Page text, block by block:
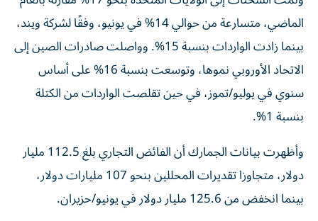
الماضي، متسارعة من حوالي 14% في يونيو، وفقًا لشركة ويند،
بينما زادت الواردات بنسبة 15%. وواصلت صادرات الصين إلى
الاتحاد الأوروبي نموها، وتوسعت بنسبة 16% على أساس
سنوي في يوليو/تموز، في حين تقلصت الواردات من الكتلة
بنسبة 1%.
وأظهرت بيانات الجمارك أن الفائض التجاري بلغ 112.5 مليار
دولار، متجاوزا تقديرات المحللين بنحو 107 مليارات دولار،
بينما انخفض من 125.6 مليار دولار في يونيو/حزيران.